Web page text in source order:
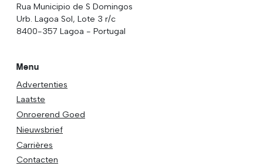
Rua Municipio de S Domingos
Urb. Lagoa Sol, Lote 3 r/c
8400-357 Lagoa - Portugal
Menu
Advertenties
Laatste
Onroerend Goed
Nieuwsbrief
Carrières
Contacten